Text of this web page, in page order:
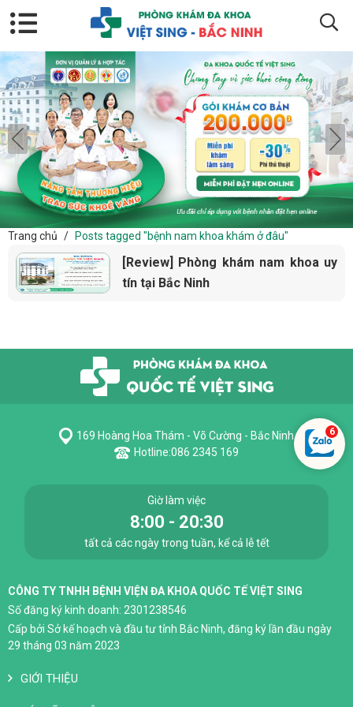
Trang chủ / Posts tagged "bệnh nam khoa khám ở đâu"
[Review] Phòng khám nam khoa uy
tín tại Bắc Ninh
169 Hoàng Hoa Thám - Võ Cường - Bắc Ninh
Hotline:086 2345 169
Giờ làm việc
8:00 - 20:30
tất cả các ngày trong tuần, kể cả lễ tết
CÔNG TY TNHH BỆNH VIỆN ĐA KHOA QUỐC TẾ VIỆT SING
Số đăng ký kinh doanh: 2301238546
Cấp bởi Sở kế hoạch và đầu tư tỉnh Bắc Ninh, đăng ký lần đầu ngày
29 tháng 03 năm 2023
GIỚI THIỆU